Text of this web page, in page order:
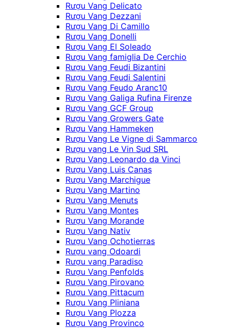
Rượu Vang Delicato
Rượu Vang Dezzani
Rượu Vang Di Camillo
Rượu Vang Donelli
Rượu Vang El Soleado
Rượu Vang famiglia De Cerchio
Rượu Vang Feudi Bizantini
Rượu Vang Feudi Salentini
Rượu Vang Feudo Aranc10
Rượu Vang Galiga Rufina Firenze
Rượu Vang GCF Group
Rượu Vang Growers Gate
Rượu Vang Hammeken
Rượu Vang Le Vigne di Sammarco
Rượu vang Le Vin Sud SRL
Rượu Vang Leonardo da Vinci
Rượu Vang Luis Canas
Rượu Vang Marchigue
Rượu Vang Martino
Rượu Vang Menuts
Rượu Vang Montes
Rượu Vang Morande
Rượu Vang Nativ
Rượu Vang Ochotierras
Rượu vang Odoardi
Rượu vang Paradiso
Rượu Vang Penfolds
Rượu Vang Pirovano
Rượu Vang Pittacum
Rượu Vang Pliniana
Rượu Vang Plozza
Rượu Vang Provinco